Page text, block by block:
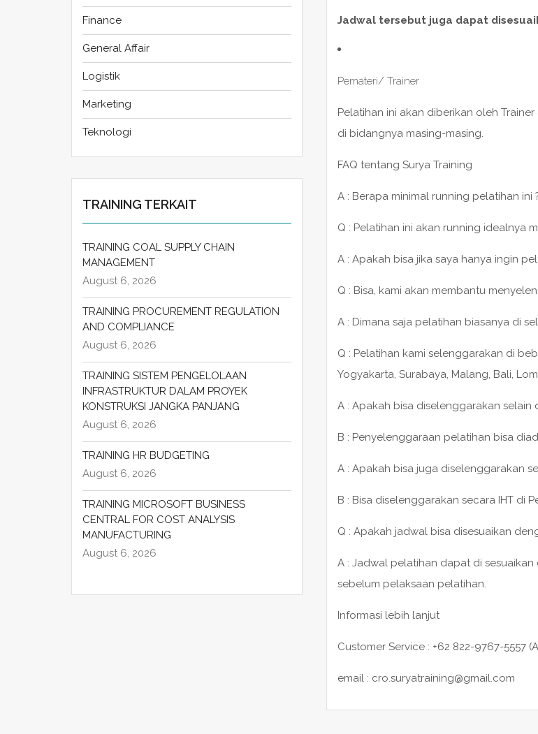
Jadwal tersebut juga dapat
Pemateri/ Trainer
Pelatihan ini akan diberikan oleh
di bidangnya masing-masing.
FAQ tentang Surya Training
A : Berapa minimal running pelatihan ini
Q : Pelatihan ini akan running idealnya
A : Apakah bisa jika saya hanya ingin
Q : Bisa, kami akan membantu
A : Dimana saja pelatihan biasanya di
Q : Pelatihan kami selenggarakan di
Yogyakarta, Surabaya, Malang, Bali,
A : Apakah bisa diselenggarakan selain
B : Penyelenggaraan pelatihan bisa
A : Apakah bisa juga diselenggarakan
B : Bisa diselenggarakan secara IHT di
Q : Apakah jadwal bisa disesuaikan
A : Jadwal pelatihan dapat di
sebelum pelaksaan pelatihan.
Informasi lebih lanjut
Customer Service : +62 822-9767-5557
email : cro.suryatraining@gmail.com
Finance
General Affair
Logistik
Marketing
Teknologi
TRAINING TERKAIT
TRAINING COAL SUPPLY CHAIN
MANAGEMENT
August 6, 2026
TRAINING PROCUREMENT REGULATION
AND COMPLIANCE
August 6, 2026
TRAINING SISTEM PENGELOLAAN
INFRASTRUKTUR DALAM PROYEK
KONSTRUKSI JANGKA PANJANG
August 6, 2026
TRAINING HR BUDGETING
August 6, 2026
TRAINING MICROSOFT BUSINESS
CENTRAL FOR COST ANALYSIS
MANUFACTURING
August 6, 2026